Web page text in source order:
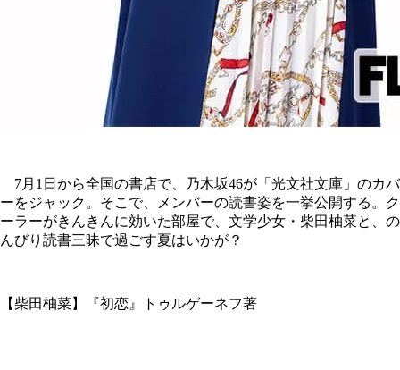
7月1日から全国の書店で、乃木坂46が「光文社文庫」のカバ
ーをジャック。そこで、メンバーの読書姿を一挙公開する。ク
ーラーがきんきんに効いた部屋で、文学少女・柴田柚菜と、の
んびり読書三昧で過ごす夏はいかが？
【柴田柚菜】『初恋』トゥルゲーネフ著